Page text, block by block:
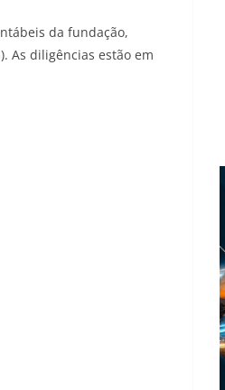
da fundação,
As diligências estão em